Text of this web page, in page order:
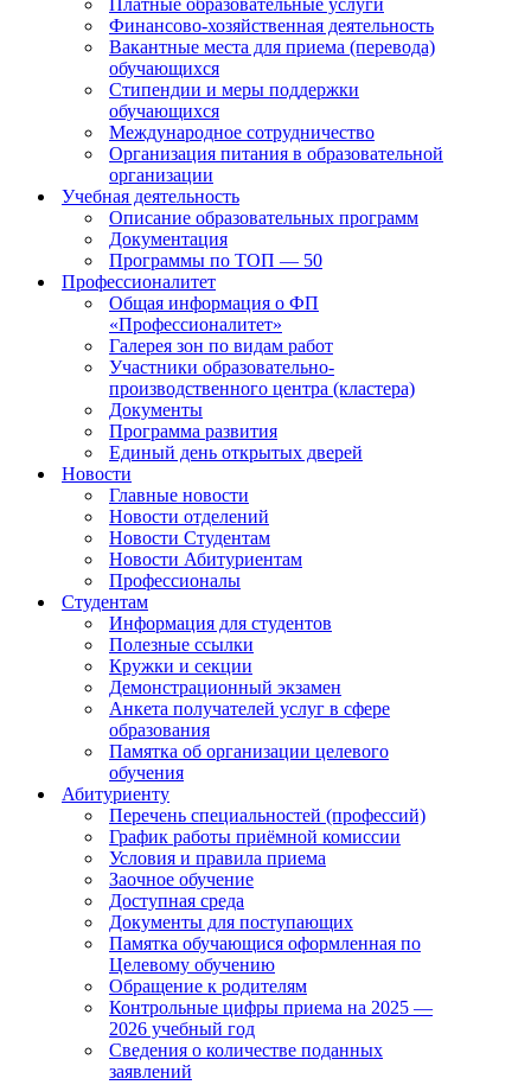
Платные образовательные услуги
Финансово-хозяйственная деятельность
Вакантные места для приема (перевода)
обучающихся
Стипендии и меры поддержки
обучающихся
Международное сотрудничество
Организация питания в образовательной
организации
Учебная деятельность
Описание образовательных программ
Документация
Программы по ТОП — 50
Профессионалитет
Общая информация о ФП
«Профессионалитет»
Галерея зон по видам работ
Участники образовательно-
производственного центра (кластера)
Документы
Программа развития
Единый день открытых дверей
Новости
Главные новости
Новости отделений
Новости Студентам
Новости Абитуриентам
Профессионалы
Студентам
Информация для студентов
Полезные ссылки
Кружки и секции
Демонстрационный экзамен
Анкета получателей услуг в сфере
образования
Памятка об организации целевого
обучения
Абитуриенту
Перечень специальностей (профессий)
График работы приёмной комиссии
Условия и правила приема
Заочное обучение
Доступная среда
Документы для поступающих
Памятка обучающися оформленная по
Целевому обучению
Обращение к родителям
Контрольные цифры приема на 2025 —
2026 учебный год
Сведения о количестве поданных
заявлений